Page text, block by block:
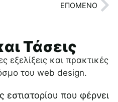
ΕΠΌΜΕΝΟ
Τάσεις
εξελίξεις και πρακτικές
του web design.